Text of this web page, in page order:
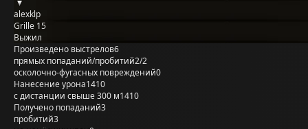
alexklp
Grille 15
Выжил
Произведено выстрелов6
прямых попаданий/пробитий2/2
осколочно-фугасных повреждений0
Нанесение урона1410
с дистанции свыше 300 м1410
Получено попаданий3
пробитий3